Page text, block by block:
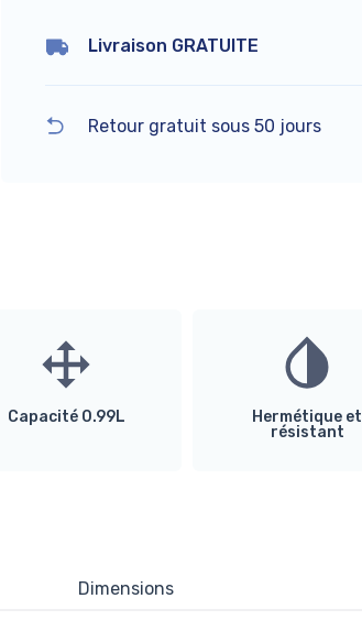
Livraison GRATUITE
Retour gratuit sous 50 jours
Capacité 0.99L
Hermétique et
résistant
Dimensions